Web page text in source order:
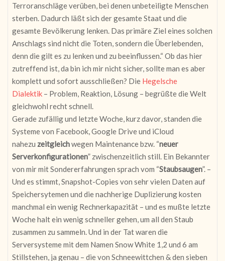
Terroranschläge verüben, bei denen unbeteiligte Menschen
sterben. Dadurch läßt sich der gesamte Staat und die
gesamte Bevölkerung lenken. Das primäre Ziel eines solchen
Anschlags sind nicht die Toten, sondern die Überlebenden,
denn die gilt es zu lenken und zu beeinflussen.“ Ob das hier
zutreffend ist, da bin ich mir nicht sicher, sollte man es aber
komplett und sofort ausschließen? Die Hegelsche
Dialektik – Problem, Reaktion, Lösung – begrüßte die Welt
gleichwohl recht schnell.
Gerade zufällig und letzte Woche, kurz davor, standen die
Systeme von Facebook, Google Drive und iCloud
nahezu zeitgleichwegen Maintenance bzw. “neuer
Serverkonfigurationen” zwischenzeitlich still. Ein Bekannter
von mir mit Sondererfahrungen sprach vom “Staubsaugen”. –
Und es stimmt, Snapshot-Copies von sehr vielen Daten auf
Speichersytemen und die nachherige Duplizierung kosten
manchmal ein wenig Rechnerkapazität – und es mußte letzte
Woche halt ein wenig schneller gehen, um all den Staub
zusammen zu sammeln. Und in der Tat waren die
Serversysteme mit dem Namen Snow White 1,2 und 6 am
Stillstehen, ja genau – die von Schneewittchen & den sieben